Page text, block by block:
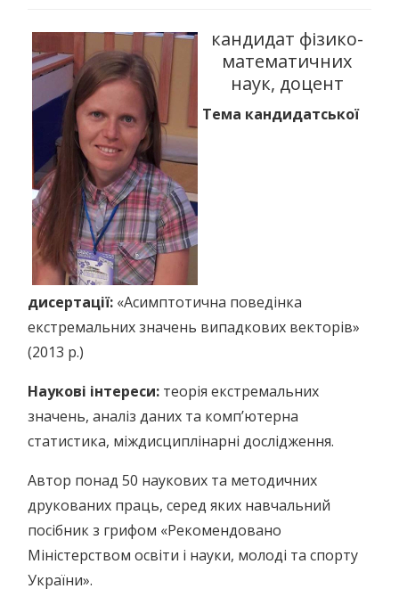
кандидат фізико-
математичних
наук, доцент
Тема кандидатської
дисертації: «Асимптотична поведінка
екстремальних значень випадкових векторів»
(2013 р.)
Наукові інтереси: теорія екстремальних
значень, аналіз даних та комп’ютерна
статистика, міждисциплінарні дослідження.
Автор понад 50 наукових та методичних
друкованих праць, серед яких навчальний
посібник з грифом «Рекомендовано
Міністерством освіти і науки, молоді та спорту
України».